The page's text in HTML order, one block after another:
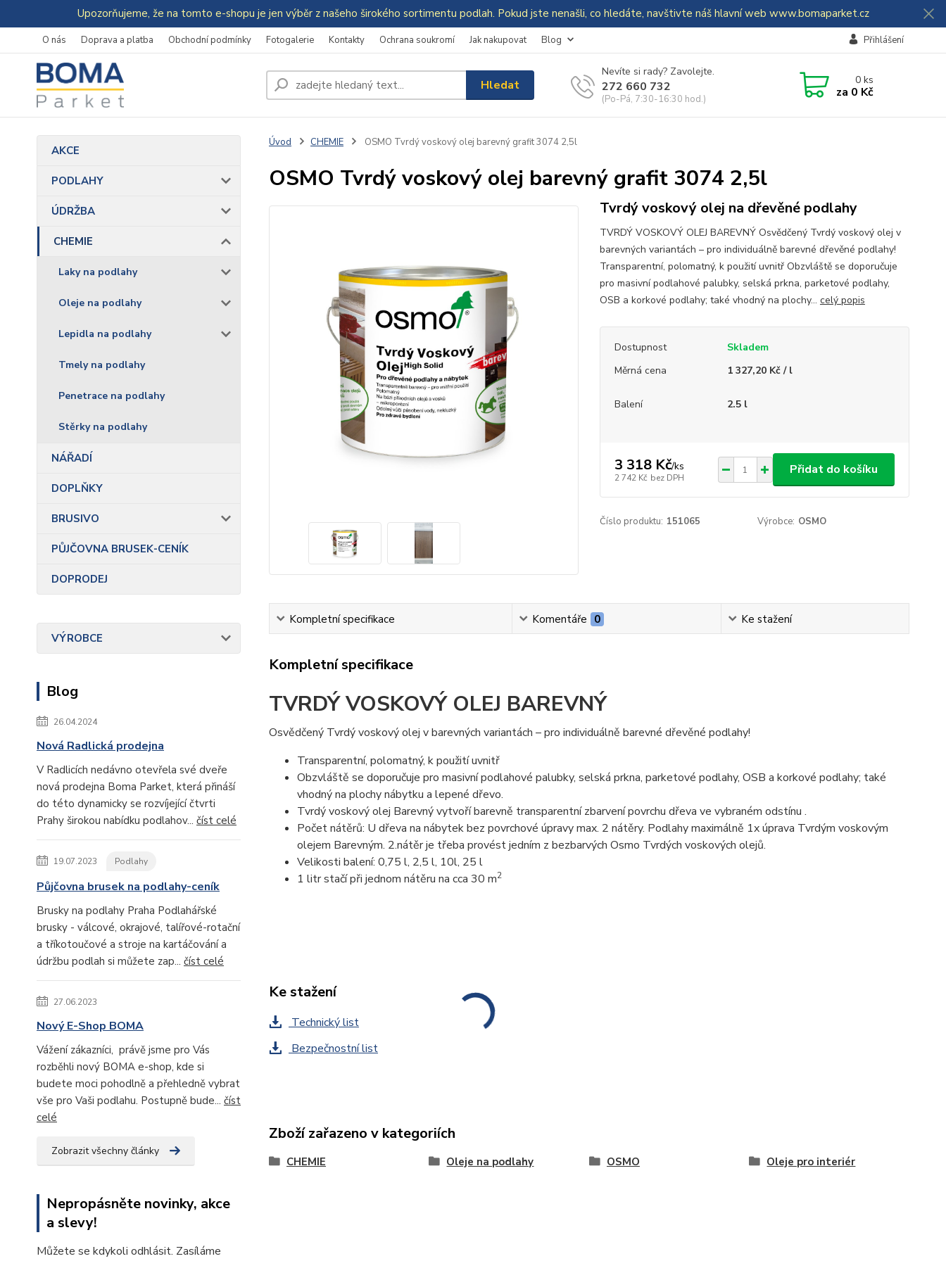
Upozorňujeme, že na tomto e-shopu je jen výběr z našeho širokého sortimentu podlah. Pokud jste nenašli, co hledáte, navštivte náš hlavní web www.bomaparket.cz
O nás Doprava a platba Obchodní podmínky Fotogalerie Kontakty Ochrana soukromí Jak nakupovat Blog Přihlášení
Hledat
Nevíte si rady? Zavolejte.
272 660 732
(Po-Pá, 7:30-16:30 hod.)
0ks
za 0 Kč
AKCE
PODLAHY
ÚDRŽBA
CHEMIE
Laky na podlahy
Oleje na podlahy
Lepidla na podlahy
Tmely na podlahy
Penetrace na podlahy
Stěrky na podlahy
NÁŘADÍ
DOPLŇKY
BRUSIVO
PŮJČOVNA BRUSEK-CENÍK
DOPRODEJ
VÝROBCE
Blog
26.04.2024
Nová Radlická prodejna
V Radlicích nedávno otevřela své dveře
nová prodejna Boma Parket, která přináší
do této dynamicky se rozvíjející čtvrti
Prahy širokou nabídku podlahov... číst celé
19.07.2023 Podlahy
Půjčovna brusek na podlahy-ceník
Brusky na podlahy Praha Podlahářské
brusky - válcové, okrajové, talířové-rotační
a tříkotoučové a stroje na kartáčování a
údržbu podlah si můžete zap... číst celé
27.06.2023
Nový E-Shop BOMA
Vážení zákazníci, právě jsme pro Vás
rozběhli nový BOMA e-shop, kde si
budete moci pohodlně a přehledně vybrat
vše pro Vaši podlahu. Postupně bude... číst
celé
Zobrazit všechny články
Nepropásněte novinky, akce
a slevy!
Můžete se kdykoli odhlásit. Zasíláme
Úvod CHEMIE OSMO Tvrdý voskový olej barevný grafit 3074 2,5l
OSMO Tvrdý voskový olej barevný grafit 3074 2,5l
Tvrdý voskový olej na dřevěné podlahy
TVRDÝ VOSKOVÝ OLEJ BAREVNÝ Osvědčený Tvrdý voskový olej v
barevných variantách – pro individuálně barevné dřevěné podlahy!
Transparentní, polomatný, k použití uvnitř Obzvláště se doporučuje
pro masivní podlahové palubky, selská prkna, parketové podlahy,
OSB a korkové podlahy; také vhodný na plochy... celý popis
Dostupnost
Skladem
Měrná cena
1 327,20 Kč / l
Balení 2.5 l
3 318 Kč/ks
2 742 Kč bez DPH
Přidat do košíku
Číslo produktu: 151065 Výrobce: OSMO
Kompletní specifikace Komentáře 0 Ke stažení
Kompletní specifikace
TVRDÝ VOSKOVÝ OLEJ BAREVNÝ
Osvědčený Tvrdý voskový olej v barevných variantách – pro individuálně barevné dřevěné podlahy!
Transparentní, polomatný, k použití uvnitř
Obzvláště se doporučuje pro masivní podlahové palubky, selská prkna, parketové podlahy, OSB a korkové podlahy; také
vhodný na plochy nábytku a lepené dřevo.
Tvrdý voskový olej Barevný vytvoří barevně transparentní zbarvení povrchu dřeva ve vybraném odstínu .
Počet nátěrů: U dřeva na nábytek bez povrchové úpravy max. 2 nátěry. Podlahy maximálně 1x úprava Tvrdým voskovým
olejem Barevným. 2.nátěr je třeba provést jedním z bezbarvých Osmo Tvrdých voskových olejů.
Velikosti balení: 0,75 l, 2,5 l, 10l, 25 l
1 litr stačí při jednom nátěru na cca 30 m2
Ke stažení
Technický list
Bezpečnostní list
Zboží zařazeno v kategoriích
CHEMIE Oleje na podlahy OSMO Oleje pro interiér